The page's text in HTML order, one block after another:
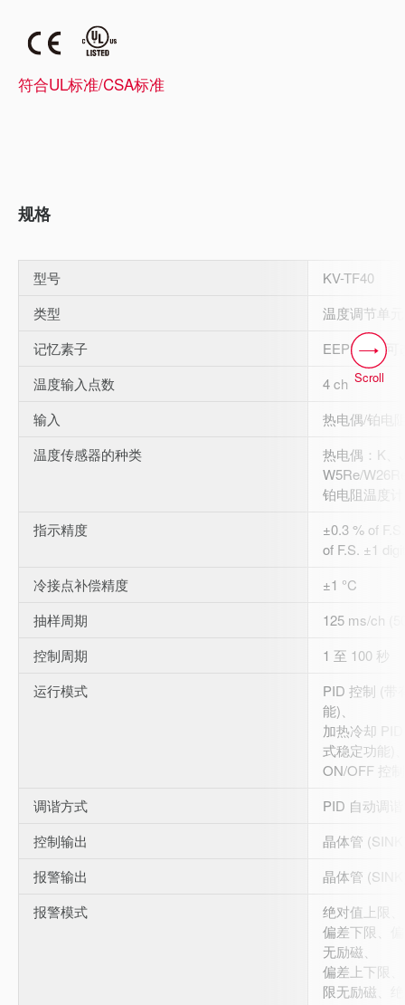
符合UL标准/CSA标准
规格
型号
KV-TF40
类型
温度调节单元
记忆素子
EEPROM 可
温度输入点数
4 ch
输入
热电偶/铂电
温度传感器的种类
热电偶：K、
W5Re/
铂电阻温度
指示精度
±0.3 % of
of F.S. ±1
冷接点补偿精度
±1 °C
抽样周期
125 ms/ch
控制周期
1 至 100 秒
运行模式
PID 控制 (带
能)、
加热冷却
式稳定功能)
ON/OFF 控制
调谐方式
PID 自动调
控制输出
晶体管
报警输出
晶体管
报警模式
绝对值上限
偏差下限、
无励磁、
偏差上下限
限无励磁、
Scroll